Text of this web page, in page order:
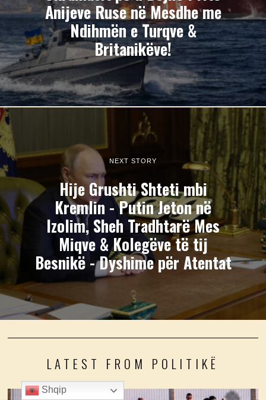
Anijeve Ruse në Mesdhe me
Ndihmën e Turqve &
Britanikëve!
NEXT STORY
Hije Grushti Shteti mbi
Kremlin - Putin Jeton në
Izolim, Sheh Tradhtarë Mes
Miqve & Kolegëve të tij
Besnikë - Dyshime për Atentat
LATEST FROM POLITIKË
Shqip